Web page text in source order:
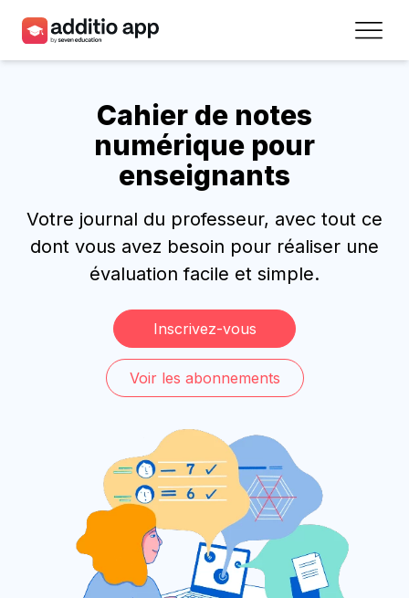
Établissements
Ressources
Accéder
Inscrivez-vous
Contact
Cahier de notes
numérique pour
enseignants
Votre journal du professeur, avec tout ce
dont vous avez besoin pour réaliser une
évaluation facile et simple.
Inscrivez-vous
Voir les abonnements